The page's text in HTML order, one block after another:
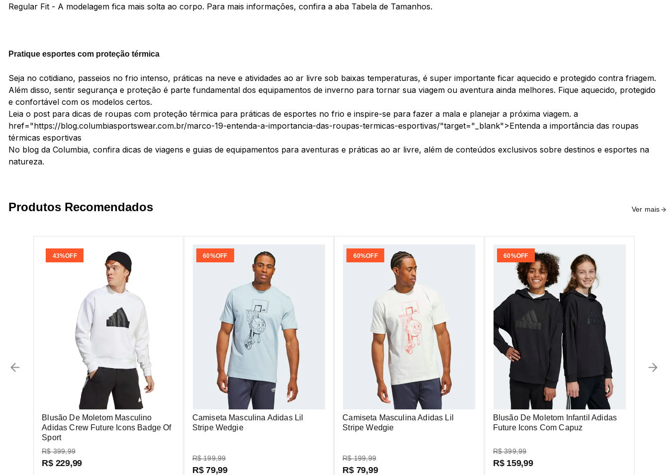
Regular Fit - A modelagem fica mais solta ao corpo. Para mais informações, confira a aba Tabela de Tamanhos.
Pratique esportes com proteção térmica
Seja no cotidiano, passeios no frio intenso, práticas na neve e atividades ao ar livre sob baixas temperaturas, é super importante ficar aquecido e protegido contra friagem.
Além disso, sentir segurança e proteção é parte fundamental dos equipamentos de inverno para tornar sua viagem ou aventura ainda melhores. Fique aquecido, protegido
e confortável com os modelos certos.
Leia o post para dicas de roupas com proteção térmica para práticas de esportes no frio e inspire-se para fazer a mala e planejar a próxima viagem. a
href="https://blog.columbiasportswear.com.br/marco-19-entenda-a-importancia-das-roupas-termicas-esportivas/"target="_blank">Entenda a importância das roupas
térmicas esportivas
No blog da Columbia, confira dicas de viagens e guias de equipamentos para aventuras e práticas ao ar livre, além de conteúdos exclusivos sobre destinos e esportes na
natureza.
Produtos Recomendados Ver mais
Blusão De Moletom Masculino
Adidas Crew Future Icons Badge Of
Sport
43%OFF
R$ 399,99
R$ 229,99
Camiseta Masculina Adidas Lil
Stripe Wedgie
60%OFF
R$ 199,99
R$ 79,99
Camiseta Masculina Adidas Lil
Stripe Wedgie
60%OFF
R$ 199,99
R$ 79,99
Blusão De Moletom Infantil Adidas
Future Icons Com Capuz
60%OFF
R$ 399,99
R$ 159,99